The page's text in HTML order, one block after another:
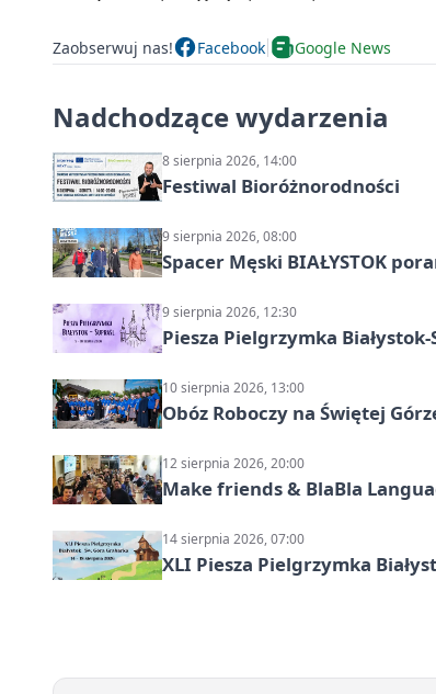
Zaobserwuj nas! Facebook Google News
Nadchodzące wydarzenia
8 sierpnia 2026, 14:00
Festiwal Bioróżnorodności
9 sierpnia 2026, 08:00
Spacer Męski BIAŁYSTOK
9 sierpnia 2026, 12:30
Piesza Pielgrzymka
10 sierpnia 2026, 13:00
Obóz Roboczy na Świętej
12 sierpnia 2026, 20:00
Make friends & BlaBla
14 sierpnia 2026, 07:00
XLI Piesza Pielgrzymka